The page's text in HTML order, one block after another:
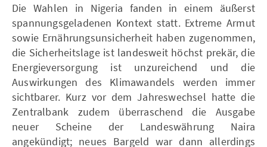
Die Wahlen in Nigeria fanden in einem äußerst
spannungsgeladenen Kontext statt. Extreme Armut
sowie Ernährungsunsicherheit haben zugenommen,
die Sicherheitslage ist landesweit höchst prekär, die
Energieversorgung ist unzureichend und die
Auswirkungen des Klimawandels werden immer
sichtbarer. Kurz vor dem Jahreswechsel hatte die
Zentralbank zudem überraschend die Ausgabe
neuer Scheine der Landeswährung Naira
angekündigt; neues Bargeld war dann allerdings